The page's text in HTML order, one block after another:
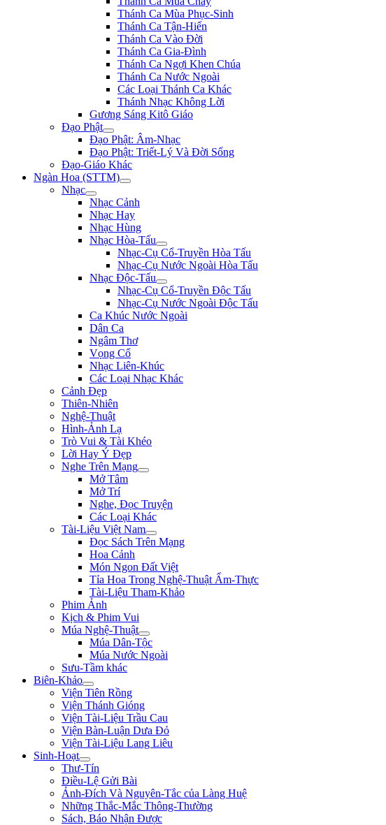
Thánh Ca Mùa Phục-Sinh
Thánh Ca Tận-Hiến
Thánh Ca Vào Đời
Thánh Ca Gia-Đình
Thánh Ca Ngợi Khen Chúa
Thánh Ca Nước Ngoài
Các Loại Thánh Ca Khác
Thánh Nhạc Không Lời
Gương Sáng Kitô Giáo
Đạo Phật
Đạo Phật: Âm-Nhạc
Đạo Phật: Triết-Lý Và Đời Sống
Đạo-Giáo Khác
Ngàn Hoa (STTM)
Nhạc
Nhạc Cảnh
Nhạc Hay
Nhạc Hùng
Nhạc Hòa-Tấu
Nhạc-Cụ Cổ-Truyền Hòa Tấu
Nhạc-Cụ Nước Ngoài Hòa Tấu
Nhạc Độc-Tấu
Nhạc-Cụ Cổ-Truyền Độc Tấu
Nhạc-Cụ Nước Ngoài Độc Tấu
Ca Khúc Nước Ngoài
Dân Ca
Ngâm Thơ
Vọng Cổ
Nhạc Liên-Khúc
Các Loại Nhạc Khác
Cảnh Đẹp
Thiên-Nhiên
Nghệ-Thuật
Hình-Ảnh Lạ
Trò Vui & Tài Khéo
Lời Hay Ý Đẹp
Nghe Trên Mạng
Mở Tâm
Mở Trí
Nghe, Đọc Truyện
Các Loại Khác
Tài-Liệu Việt Nam
Đọc Sách Trên Mạng
Hoa Cảnh
Món Ngon Đất Việt
Tỉa Hoa Trong Nghệ-Thuật Ẩm-Thực
Tài-Liệu Tham-Khảo
Phim Ảnh
Kịch & Phim Vui
Múa Nghệ-Thuật
Múa Dân-Tộc
Múa Nước Ngoài
Sưu-Tầm khác
Biên-Khảo
Viện Tiên Rồng
Viện Thánh Gióng
Viện Tài-Liệu Trầu Cau
Viện Bàn-Luận Dưa Đỏ
Viện Tài-Liệu Lang Liêu
Sinh-Hoạt
Thư-Tín
Điều-Lệ Gửi Bài
Ảnh-Đích Và Nguyên-Tắc của Làng Huệ
Những Thắc-Mắc Thông-Thường
Sách, Báo Nhận Được